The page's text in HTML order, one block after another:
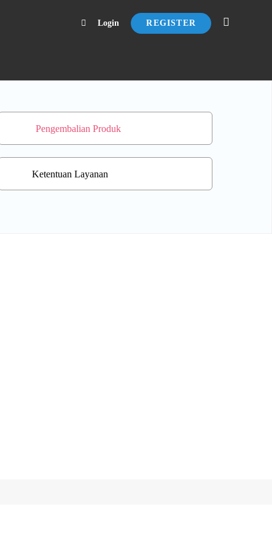
Login REGISTER
Pengembalian Produk
Ketentuan Layanan